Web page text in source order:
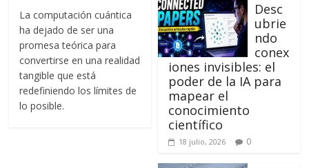
La computación cuántica
ha dejado de ser una
promesa teórica para
convertirse en una realidad
tangible que está
redefiniendo los límites de
lo posible.
Desc
ubrie
ndo
conex
iones invisibles: el
poder de la IA para
mapear el
conocimiento
científico
18 julio, 2026 0